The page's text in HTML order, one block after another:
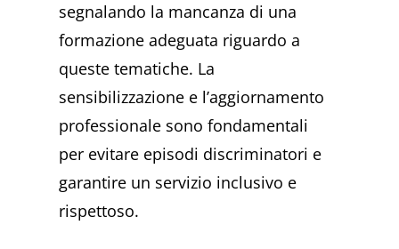
segnalando la mancanza di una
formazione adeguata riguardo a
queste tematiche. La
sensibilizzazione e l’aggiornamento
professionale sono fondamentali
per evitare episodi discriminatori e
garantire un servizio inclusivo e
rispettoso.